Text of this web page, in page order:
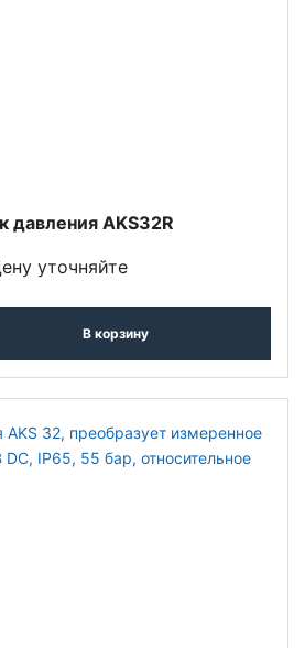
давления AKS32R
уточняйте
В корзину